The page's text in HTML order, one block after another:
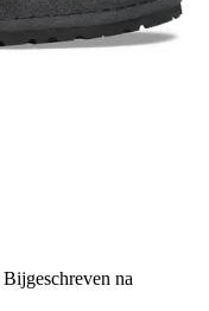
Bijgeschreven na